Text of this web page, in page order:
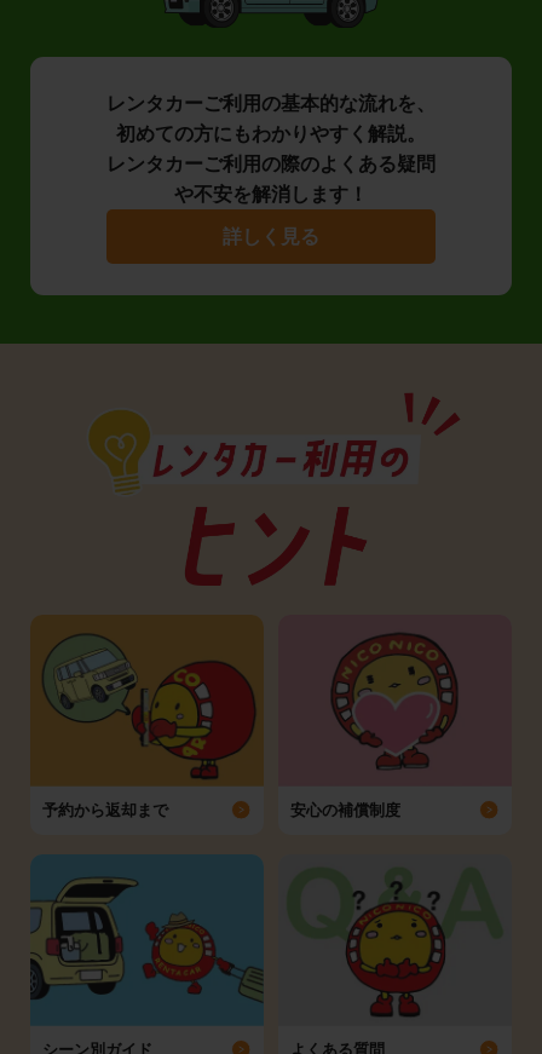
レンタカーご利用の基本的な流れを、
初めての方にもわかりやすく解説。
レンタカーご利用の際のよくある疑問
や不安を解消します！
詳しく見る
予約から返却まで 安心の補償制度
シーン別ガイド よくある質問